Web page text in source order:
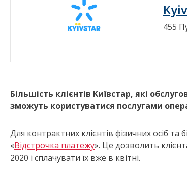
455
Більшість клієнтів Київстар, які
зможуть користуватися послугами
Для контрактних клієнтів фізичних осіб та
«Відстрочка платежу». Це дозволить
2020 і сплачувати їх вже в квітні.